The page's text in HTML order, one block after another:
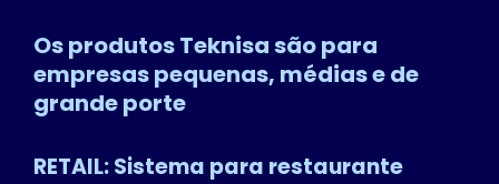
Os produtos Teknisa são para
empresas pequenas, médias e de
grande porte
RETAIL: Sistema para restaurante